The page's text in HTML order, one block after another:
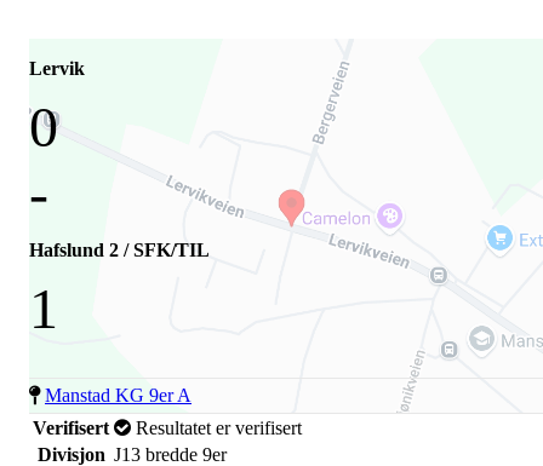
Lervik
0
-
Hafslund 2 / SFK/TIL
1
Manstad KG 9er A
Verifisert
Resultatet er verifisert
Divisjon J13 bredde 9er